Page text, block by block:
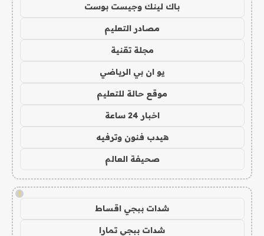
باك لينك وجيست بوست
مصادر التعليم
مجلة تقنية
يو ان بي الرياضي
موقع حالة للتعليم
اخبار 24 ساعة
هيدب فنون وترفيه
صحيفة العالم
!
شدات ببجي اقساط
شدات ببجي تمارا